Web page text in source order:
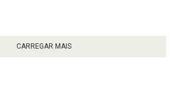
CARREGAR MAIS